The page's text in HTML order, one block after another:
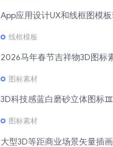
App应用设计UX和线框图模
线框模板
2026马年春节吉祥物3D图标
图标素材
3D科技感蓝白磨砂立体图标Ⅲ
图标素材
大型3D等距商业场景矢量插